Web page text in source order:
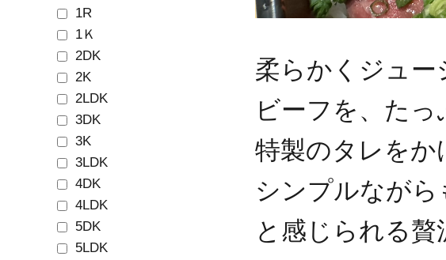
柔らかくジュ
ビーフを、た
特製のタレをか
シンプルなが
と感じられる贅
1R
1Ｋ
2DK
2K
2LDK
3DK
3K
3LDK
4DK
4LDK
5DK
5LDK